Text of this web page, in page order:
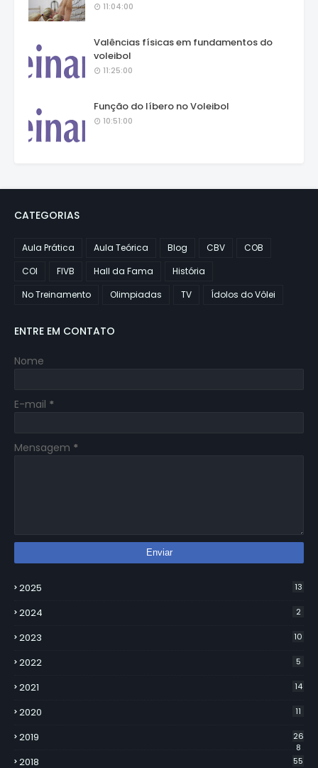
11:04:00
Valências físicas em fundamentos do
voleibol
11:25:00
Função do líbero no Voleibol
10:51:00
CATEGORIAS
Aula Prática Aula Teórica Blog CBV
COB
COI
FIVB Hall da Fama
História
No Treinamento
Olimpiadas TV Ídolos do Vôlei
ENTRE EM CONTATO
Nome
E-mail *
Mensagem *
2025 13
2024 2
2023 10
2022 5
2021 14
2020 11
2019
26
8
2018
55